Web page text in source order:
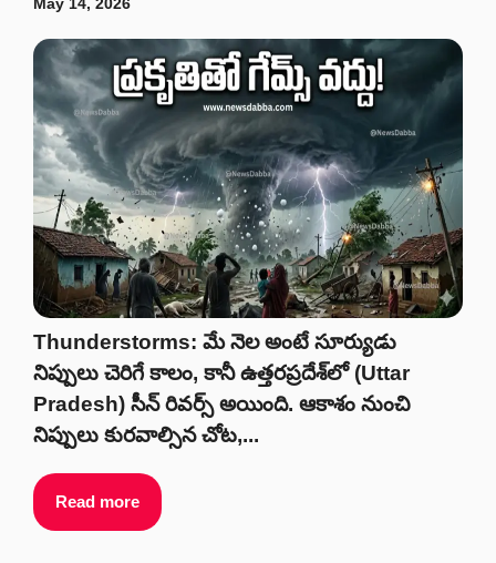
Thunderstorms: మే నెల అంటే సూర్యుడు
నిప్పులు చెరిగే కాలం, కానీ ఉత్తరప్రదేశ్‌లో (Uttar
Pradesh) సీన్ రివర్స్ అయింది. ఆకాశం నుంచి
నిప్పులు కురవాల్సిన చోట,...
Read more